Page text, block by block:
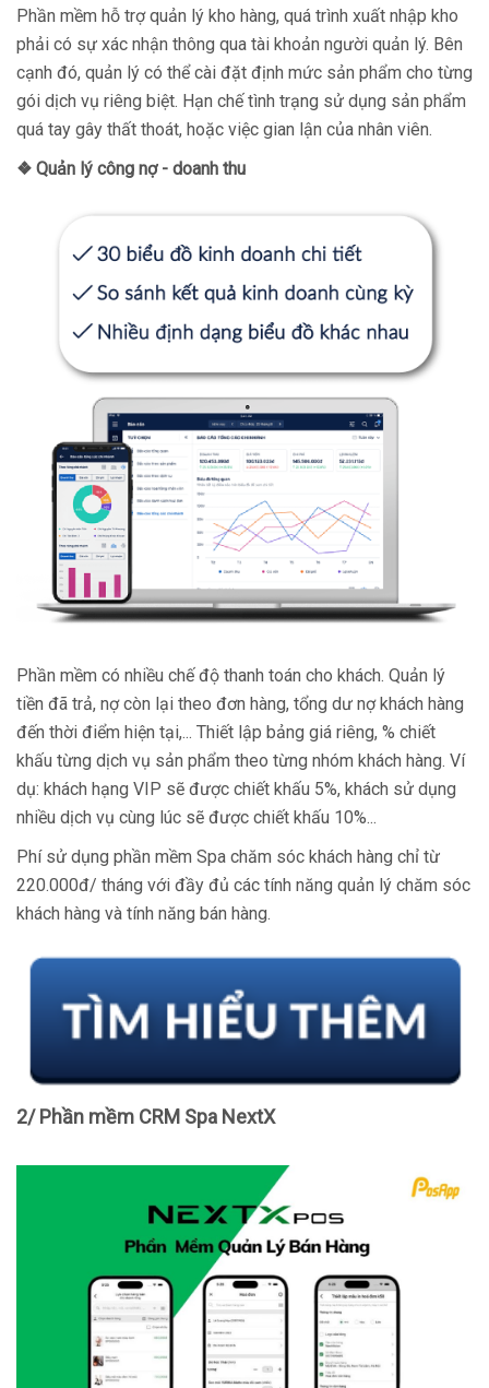
Phần mềm hỗ trợ quản lý kho hàng, quá trình xuất nhập kho
phải có sự xác nhận thông qua tài khoản người quản lý. Bên
cạnh đó, quản lý có thể cài đặt định mức sản phẩm cho từng
gói dịch vụ riêng biệt. Hạn chế tình trạng sử dụng sản phẩm
quá tay gây thất thoát, hoặc việc gian lận của nhân viên.
❖ Quản lý công nợ - doanh thu
Phần mềm có nhiều chế độ thanh toán cho khách. Quản lý
tiền đã trả, nợ còn lại theo đơn hàng, tổng dư nợ khách hàng
đến thời điểm hiện tại,... Thiết lập bảng giá riêng, % chiết
khấu từng dịch vụ sản phẩm theo từng nhóm khách hàng. Ví
dụ: khách hạng VIP sẽ được chiết khấu 5%, khách sử dụng
nhiều dịch vụ cùng lúc sẽ được chiết khấu 10%...
Phí sử dụng phần mềm Spa chăm sóc khách hàng chỉ từ
220.000đ/ tháng với đầy đủ các tính năng quản lý chăm sóc
khách hàng và tính năng bán hàng.
2/ Phần mềm CRM Spa NextX